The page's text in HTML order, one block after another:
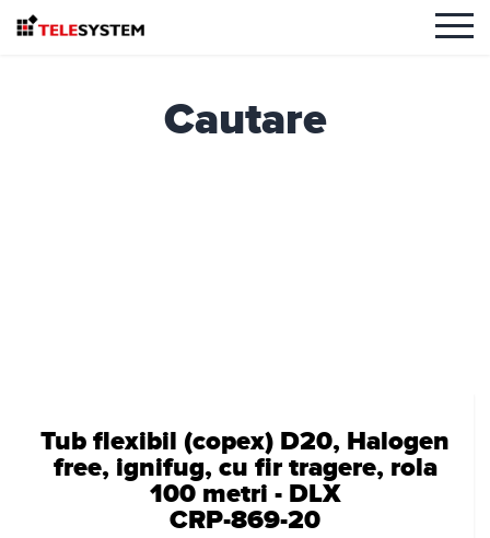
Cautare
Tub flexibil (copex) D20, Halogen
free, ignifug, cu fir tragere, rola
100 metri - DLX
CRP-869-20